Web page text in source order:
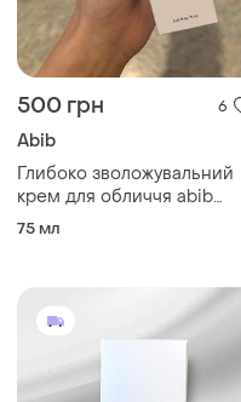
500 грн 6
Abib
Глибоко зволожувальний
крем для обличчя abib
hydration creme water tube
75 мл